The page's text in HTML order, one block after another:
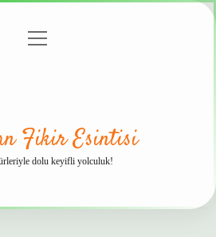
menüyü
Fikir Esintisi
dolu keyifli yolculuk!